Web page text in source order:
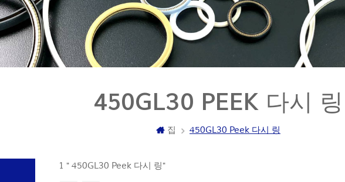
450GL30 PEEK 다시 링
집 450GL30 Peek 다시 링
1 " 450GL30 Peek 다시 링"